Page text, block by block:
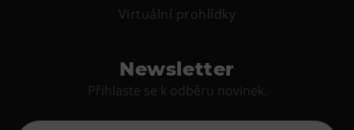
Virtuální prohlídky
Newsletter
Přihlaste se k odběru novinek.